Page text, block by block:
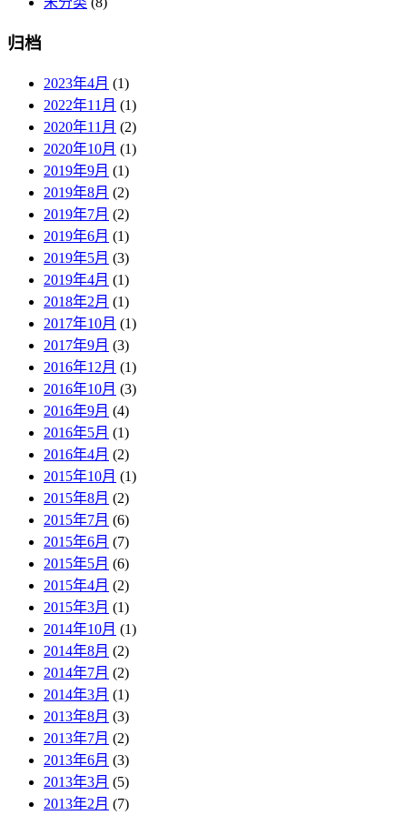
归档
2023年4月 (1)
2022年11月 (1)
2020年11月 (2)
2020年10月 (1)
2019年9月 (1)
2019年8月 (2)
2019年7月 (2)
2019年6月 (1)
2019年5月 (3)
2019年4月 (1)
2018年2月 (1)
2017年10月 (1)
2017年9月 (3)
2016年12月 (1)
2016年10月 (3)
2016年9月 (4)
2016年5月 (1)
2016年4月 (2)
2015年10月 (1)
2015年8月 (2)
2015年7月 (6)
2015年6月 (7)
2015年5月 (6)
2015年4月 (2)
2015年3月 (1)
2014年10月 (1)
2014年8月 (2)
2014年7月 (2)
2014年3月 (1)
2013年8月 (3)
2013年7月 (2)
2013年6月 (3)
2013年3月 (5)
2013年2月 (7)